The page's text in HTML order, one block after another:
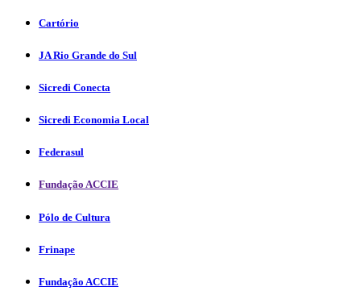
Cartório
JA Rio Grande do Sul
Sicredi Conecta
Sicredi Economia Local
Federasul
Fundação ACCIE
Pólo de Cultura
Frinape
Fundação ACCIE